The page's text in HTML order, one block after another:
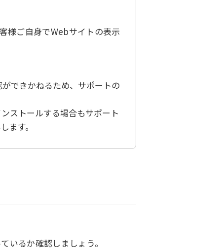
様ご自身でWebサイトの表示
できかねるため、サポートの
ストールする場合もサポート
ます。
いるか確認しましょう。